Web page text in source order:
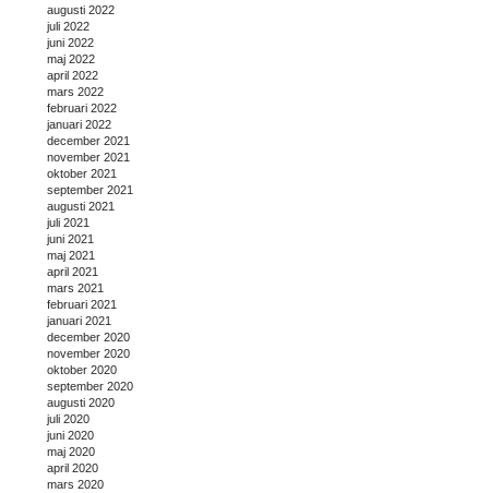
augusti 2022
juli 2022
juni 2022
maj 2022
april 2022
mars 2022
februari 2022
januari 2022
december 2021
november 2021
oktober 2021
september 2021
augusti 2021
juli 2021
juni 2021
maj 2021
april 2021
mars 2021
februari 2021
januari 2021
december 2020
november 2020
oktober 2020
september 2020
augusti 2020
juli 2020
juni 2020
maj 2020
april 2020
mars 2020